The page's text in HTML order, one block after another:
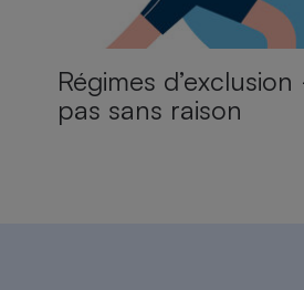
Régimes
pas sans raison